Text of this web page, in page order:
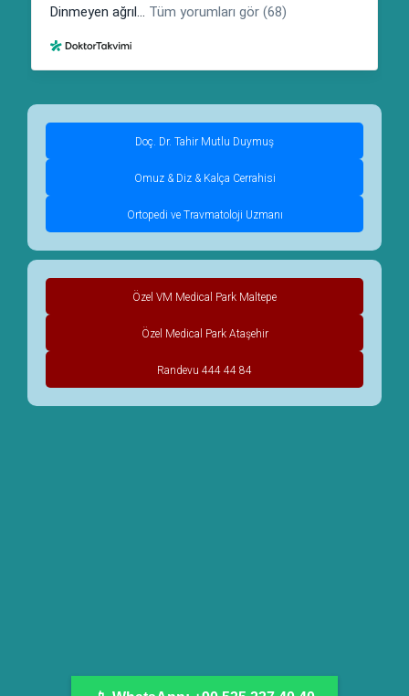
Doç. Dr. Tahir Mutlu Duymuş
Omuz & Diz & Kalça Cerrahisi
Ortopedi ve Travmatoloji Uzmanı
Özel VM Medical Park Maltepe
Özel Medical Park Ataşehir
Randevu 444 44 84